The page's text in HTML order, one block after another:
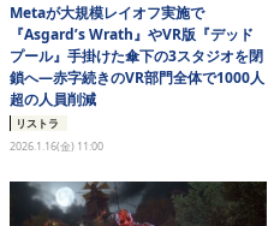
人材育成
産業政策
連載
イベント/セミナー
eスポーツ
Metaが大規模レイオフ実施で
『Asgard’s Wrath』やVR版『デッド
プール』手掛けた傘下の3スタジオを閉
鎖へ―赤字続きのVR部門全体で1000人
超の人員削減
リストラ
2026.1.16(金) 11:00